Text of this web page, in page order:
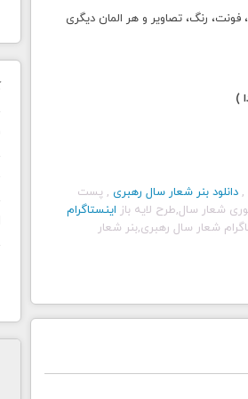
رنگ، تصاویر و هر المان دیگری
)
, دانلود بنر شعار سال رهبری , پست
شعار سال,طرح لایه باز اینستاگرام
شعار سال رهبری,بنر شعار